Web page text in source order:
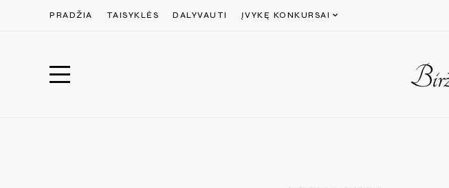
PRADŽIA TAISYKLĖS DALYVAUTI ĮVYKĘ KONKURSAI